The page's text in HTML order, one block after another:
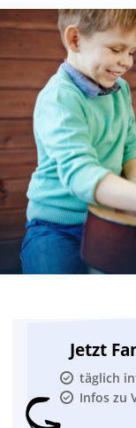
Jetzt
täglich
Infos zu